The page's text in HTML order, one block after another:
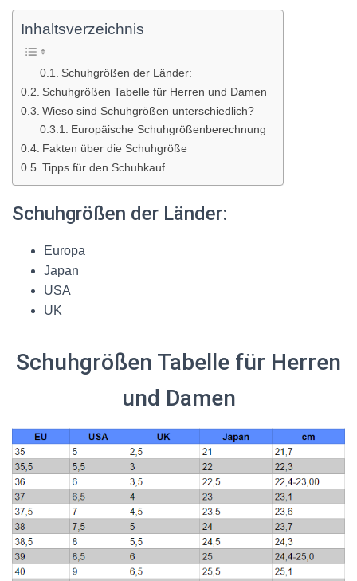
Inhaltsverzeichnis
Schuhgrößen der Länder:
Schuhgrößen Tabelle für Herren und Damen
Wieso sind Schuhgrößen unterschiedlich?
Europäische Schuhgrößenberechnung
Fakten über die Schuhgröße
Tipps für den Schuhkauf
Schuhgrößen der Länder:
Europa
Japan
USA
UK
Schuhgrößen Tabelle für Herren
und Damen